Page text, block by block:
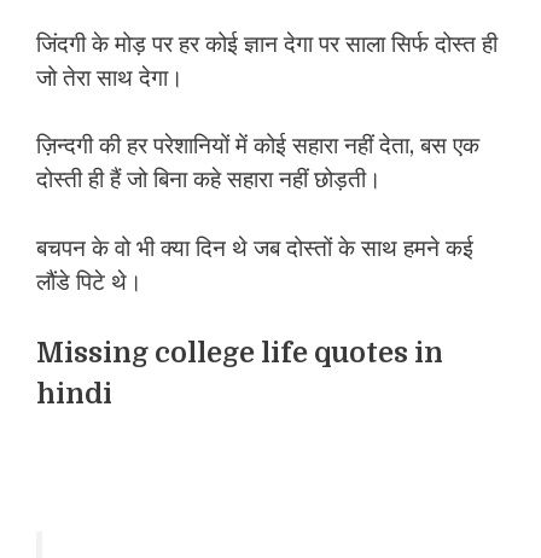
जिंदगी के मोड़ पर हर कोई ज्ञान देगा पर साला सिर्फ दोस्त ही
जो तेरा साथ देगा।
ज़िन्दगी की हर परेशानियों में कोई सहारा नहीं देता, बस एक
दोस्ती ही हैं जो बिना कहे सहारा नहीं छोड़ती।
बचपन के वो भी क्या दिन थे जब दोस्तों के साथ हमने कई
लौंडे पिटे थे।
Missing college life quotes in
hindi